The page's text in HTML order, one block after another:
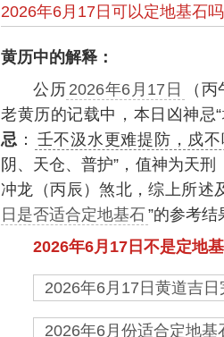
2026年6月17日可以定地基石吗
黄历中的解释：
公历 2026年6月17日
（
老黄历的记载中，本日凶神忌
忌 ： 壬不汲水更难提防，戍
阴、天仓、普护”，值神为天
冲龙（丙辰）煞北，综上所述
日是否适合定地基石 ”的参考结
2026年6月17日不是定地
2026年6月17日黄道吉
2026年6月份适合定地基